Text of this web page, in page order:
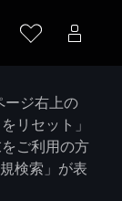
ジ右上の
リセット」
ご利用の方
検索」が表